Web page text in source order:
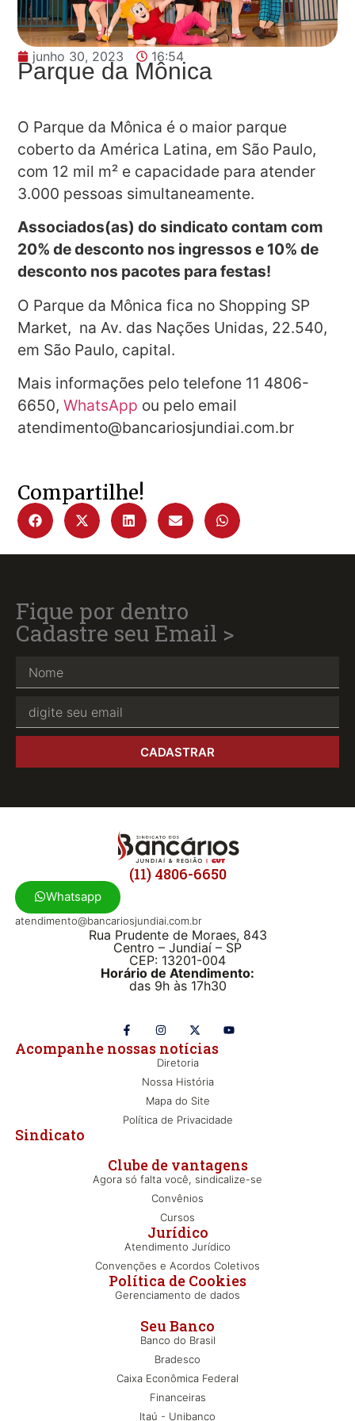
junho 30, 2023 16:54
Parque da Mônica
O Parque da Mônica é o maior parque
coberto da América Latina, em São Paulo,
com 12 mil m² e capacidade para atender
3.000 pessoas simultaneamente.
Associados(as) do sindicato contam com
20% de desconto nos ingressos e 10% de
desconto nos pacotes para festas!
O Parque da Mônica fica no Shopping SP
Market, na Av. das Nações Unidas, 22.540,
em São Paulo, capital.
Mais informações pelo telefone 11 4806-
6650,WhatsApp ou pelo email
atendimento@bancariosjundiai.com.br
Compartilhe!
Fique por dentro
Cadastre seu Email >
CADASTRAR
Seu Banco
Banco do Brasil
Bradesco
Caixa Econômica Federal
Financeiras
Itaú - Unibanco
Clube de vantagens
Agora só falta você, sindicalize-se
Convênios
Cursos
Jurídico
Atendimento Jurídico
Convenções e Acordos Coletivos
Política de Cookies
Gerenciamento de dados
Sindicato
Diretoria
Nossa História
Mapa do Site
Política de Privacidade
Acompanhe nossas notícias
(11) 4806-6650
Whatsapp
atendimento@bancariosjundiai.com.br
Rua Prudente de Moraes, 843
Centro – Jundiaí – SP
CEP: 13201-004
Horário de Atendimento:
das 9h às 17h30